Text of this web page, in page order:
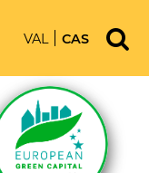
VAL CAS